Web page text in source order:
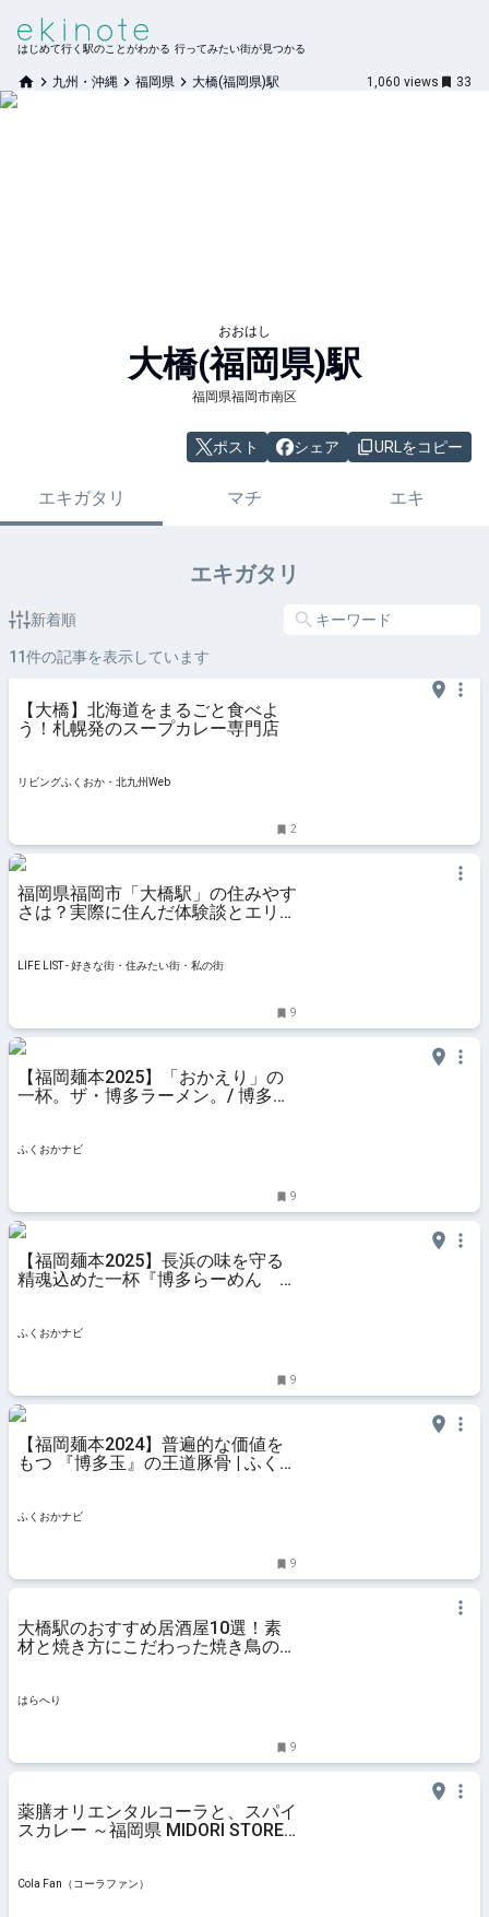
はじめて行く駅のことがわかる 行ってみたい街が見つかる
九州・沖縄 福岡県 大橋(福岡県)駅 1,060 views 33
おおはし
大橋(福岡県)駅
福岡県福岡市南区
ポスト シェア URLをコピー
エキガタリ マチ エキ
エキガタリ
新着順
11件の記事を表示しています
【大橋】北海道をまるごと食べよ
う！札幌発のスープカレー専門店
リビングふくおか・北九州Web
2
福岡県福岡市「大橋駅」の住みやす
さは？実際に住んだ体験談とエリア
LIFE LIST - 好きな街・住みたい街・私の街
9
【福岡麺本2025】「おかえり」の
一杯。ザ・博多ラーメン。/ 博多玉
ふくおかナビ
9
【福岡麺本2025】長浜の味を守る
精魂込めた一杯『博多らーめん 塩
ふくおかナビ
9
【福岡麺本2024】普遍的な価値を
もつ 『博多玉』の王道豚骨 | ふくお
ふくおかナビ
9
大橋駅のおすすめ居酒屋10選！素
材と焼き方にこだわった焼き鳥の名
はらへり
9
薬膳オリエンタルコーラと、スパイ
スカレー ～福岡県 MIDORI STORE
Cola Fan（コーラファン）